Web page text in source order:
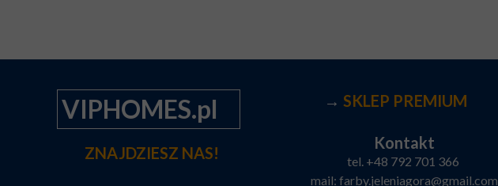
Kontakt
tel. +48 792 701 366
mail: farby.jeleniagora@gmail.com
VIPHOMES.pl → SKLEP PREMIUM
ZNAJDZIESZ NAS!